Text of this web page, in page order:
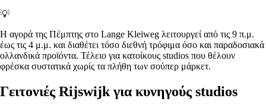
💡
Η αγορά της Πέμπτης στο Lange Kleiweg λειτουργεί από τις 9 π.μ.
έως τις 4 μ.μ. και διαθέτει τόσο διεθνή τρόφιμα όσο και παραδοσιακά
ολλανδικά προϊόντα. Τέλειο για κατοίκους studios που θέλουν
φρέσκα συστατικά χωρίς τα πλήθη των σούπερ μάρκετ.
Γειτονιές Rijswijk για κυνηγούς studios